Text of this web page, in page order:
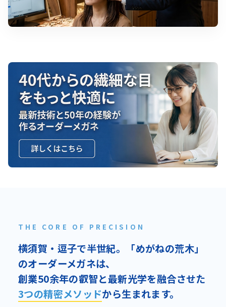
THE CORE OF PRECISION
横須賀・逗子で半世紀。「めがねの荒木」
のオーダーメガネは、
創業50余年の叡智と最新光学を融合させた
3つの精密メソッドから生まれます。